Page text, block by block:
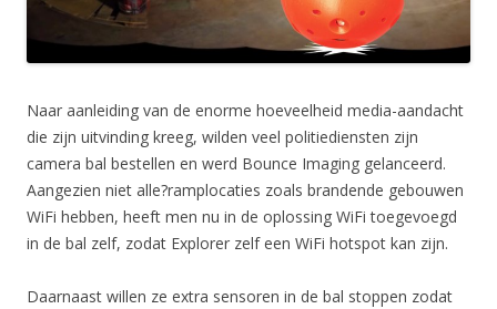
Naar aanleiding van de enorme hoeveelheid media-aandacht
die zijn uitvinding kreeg, wilden veel politiediensten zijn
camera bal bestellen en werd Bounce Imaging gelanceerd.
Aangezien niet alle?ramplocaties zoals brandende gebouwen
WiFi hebben, heeft men nu in de oplossing WiFi toegevoegd
in de bal zelf, zodat Explorer zelf een WiFi hotspot kan zijn.
Daarnaast willen ze extra sensoren in de bal stoppen zodat